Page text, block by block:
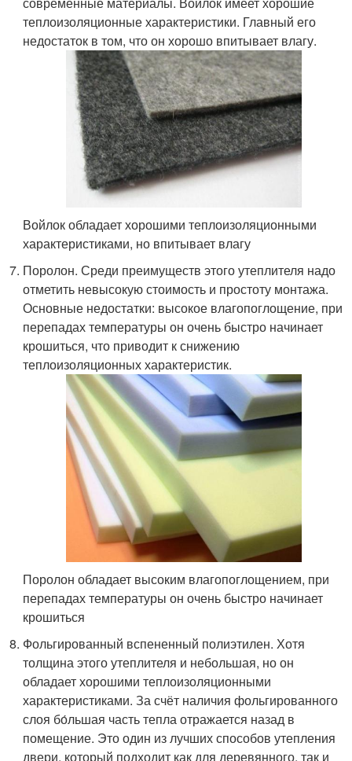
теплоизоляционные характеристики. Главный его
недостаток в том, что он хорошо впитывает влагу.
Войлок обладает хорошими теплоизоляционными
характеристиками, но впитывает влагу
Поролон. Среди преимуществ этого утеплителя надо
отметить невысокую стоимость и простоту монтажа.
Основные недостатки: высокое влагопоглощение, при
перепадах температуры он очень быстро начинает
крошиться, что приводит к снижению
теплоизоляционных характеристик.
Поролон обладает высоким влагопоглощением, при
перепадах температуры он очень быстро начинает
крошиться
Фольгированный вспененный полиэтилен. Хотя
толщина этого утеплителя и небольшая, но он
обладает хорошими теплоизоляционными
характеристиками. За счёт наличия фольгированного
слоя бо́льшая часть тепла отражается назад в
помещение. Это один из лучших способов утепления
двери, который подходит как для деревянного, так и